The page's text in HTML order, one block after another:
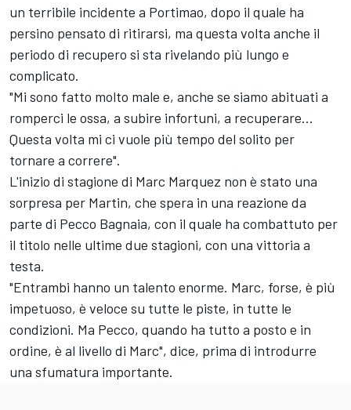
un terribile incidente a Portimao, dopo il quale ha
persino pensato di ritirarsi, ma questa volta anche il
periodo di recupero si sta rivelando più lungo e
complicato.
"Mi sono fatto molto male e, anche se siamo abituati a
romperci le ossa, a subire infortuni, a recuperare...
Questa volta mi ci vuole più tempo del solito per
tornare a correre".
L'inizio di stagione di Marc Marquez non è stato una
sorpresa per Martin, che spera in una reazione da
parte di Pecco Bagnaia, con il quale ha combattuto per
il titolo nelle ultime due stagioni, con una vittoria a
testa.
"Entrambi hanno un talento enorme. Marc, forse, è più
impetuoso, è veloce su tutte le piste, in tutte le
condizioni. Ma Pecco, quando ha tutto a posto e in
ordine, è al livello di Marc", dice, prima di introdurre
una sfumatura importante.